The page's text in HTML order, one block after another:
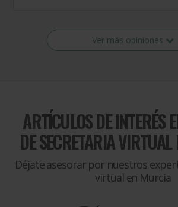
Ver más opiniones
ARTÍCULOS DE INTERÉS
DESECRETARIA
Déjate asesorar por nuestros
virtual en Murcia